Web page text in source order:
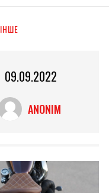
ІНШЕ
09.09.2022
ANONIM